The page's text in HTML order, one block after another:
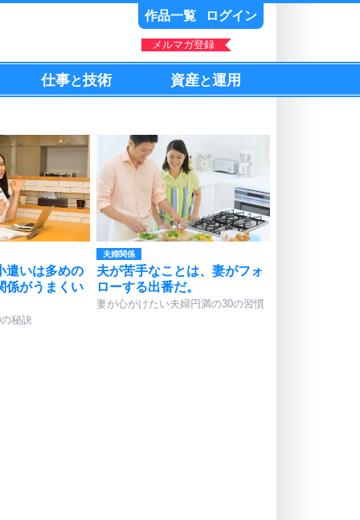
作品一覧 ログイン
メルマガ登録
仕事と技術 資産と運用
遣いは多めの
係がうまくい
秘訣
夫婦関係
夫が苦手なことは、妻がフォ
ローする出番だ。
妻が心がけたい夫婦円満の30の習慣